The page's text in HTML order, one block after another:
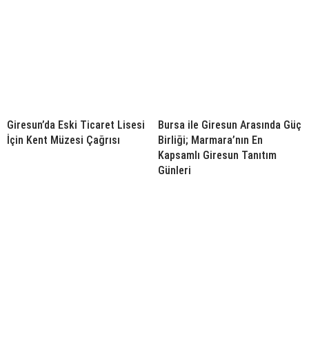
Giresun’da Eski Ticaret Lisesi
İçin Kent Müzesi Çağrısı
Bursa ile Giresun Arasında Güç
Birliği; Marmara’nın En
Kapsamlı Giresun Tanıtım
Günleri